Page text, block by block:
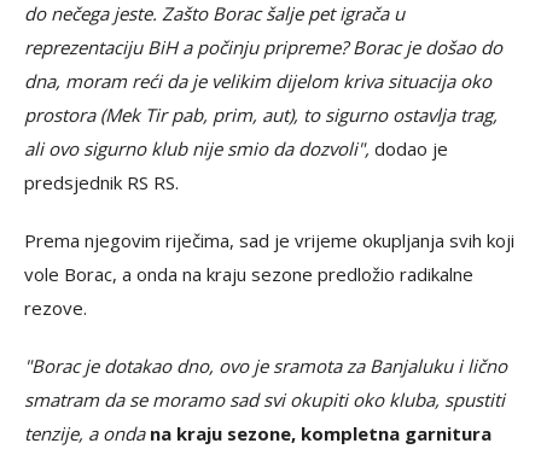
do nečega jeste. Zašto Borac šalje pet igrača u
reprezentaciju BiH a počinju pripreme? Borac je došao do
dna, moram reći da je velikim dijelom kriva situacija oko
prostora (Mek Tir pab, prim, aut), to sigurno ostavlja trag,
ali ovo sigurno klub nije smio da dozvoli", dodao je
predsjednik RS RS.
Prema njegovim riječima, sad je vrijeme okupljanja svih koji
vole Borac, a onda na kraju sezone predložio radikalne
rezove.
"Borac je dotakao dno, ovo je sramota za Banjaluku i lično
smatram da se moramo sad svi okupiti oko kluba, spustiti
tenzije, a onda na kraju sezone, kompletna garnitura